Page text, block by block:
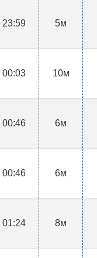
23:59 5м
00:03 10м
00:46 6м
00:46 6м
01:24 8м